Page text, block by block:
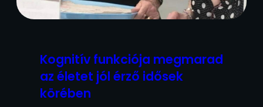
Kognitív funkciója megmarad
az életet jól érző idősek
körében